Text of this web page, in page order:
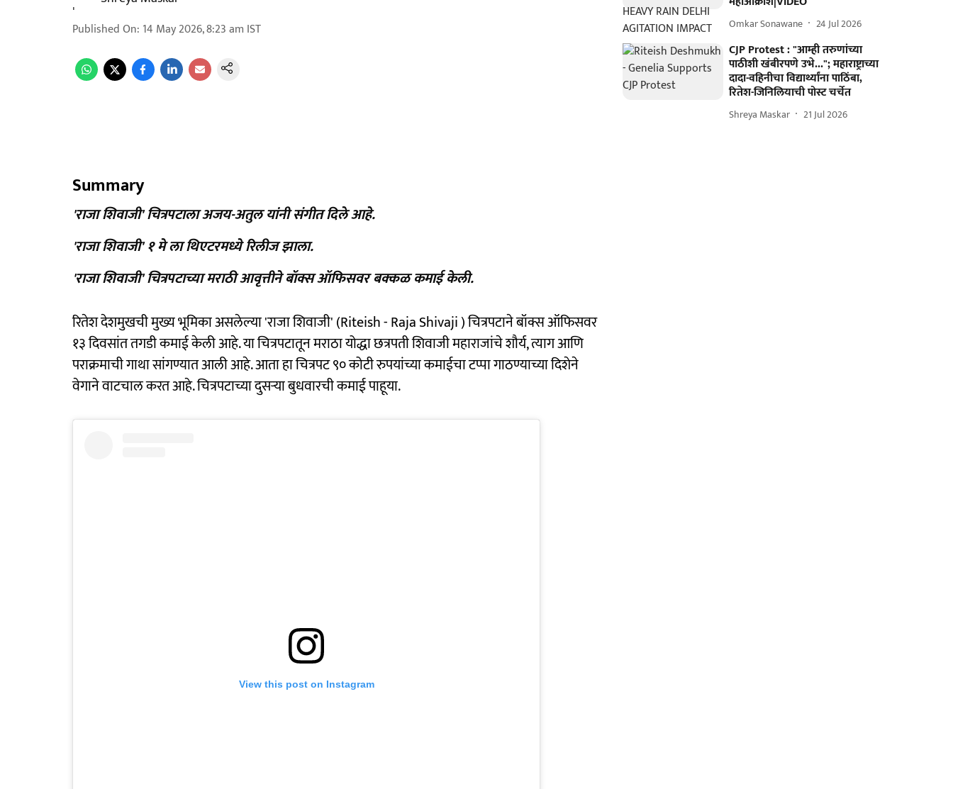
Published On: 14 May 2026, 8:23 am IST
Summary
'राजा शिवाजी' चित्रपटाला अजय-अतुल यांनी संगीत दिले आहे.
'राजा शिवाजी' १ मे ला थिएटरमध्ये रिलीज झाला.
'राजा शिवाजी' चित्रपटाच्या मराठी आवृत्तीने बॉक्स ऑफिसवर बक्कळ कमाई केली.
रितेश देशमुखची मुख्य भूमिका असलेल्या 'राजा शिवाजी' (Riteish - Raja Shivaji ) चित्रपटाने बॉक्स ऑफिसवर
१३ दिवसांत तगडी कमाई केली आहे. या चित्रपटातून मराठा योद्धा छत्रपती शिवाजी महाराजांचे शौर्य, त्याग आणि
पराक्रमाची गाथा सांगण्यात आली आहे. आता हा चित्रपट ९० कोटी रुपयांच्या कमाईचा टप्पा गाठण्याच्या दिशेने
वेगाने वाटचाल करत आहे. चित्रपटाच्या दुसऱ्या बुधवारची कमाई पाहूया.
View this post on Instagram
Omkar Sonawane 24 Jul 2026
CJP Protest : "आम्ही तरुणांच्या
पाठीशी खंबीरपणे उभे..."; महाराष्ट्राच्या
दादा-वहिनीचा विद्यार्थ्यांना पाठिंबा,
रितेश-जिनिलियाची पोस्ट चर्चेत
Shreya Maskar 21 Jul 2026